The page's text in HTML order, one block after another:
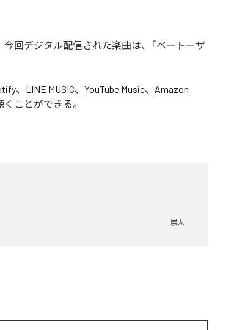
今回デジタル配信された楽曲は、「ベートーザ
、 LINE MUSIC、 YouTube Music、 Amazon
ことができる。
崇太